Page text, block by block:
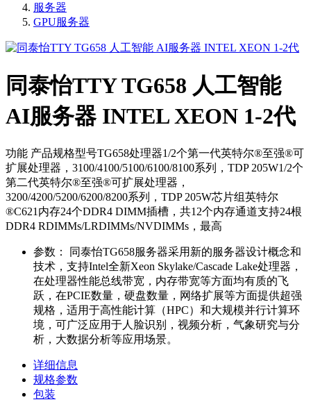
服务器
GPU服务器
同泰怡TTY TG658 人工智能
AI服务器 INTEL XEON 1-2代
功能 产品规格型号TG658处理器1/2个第一代英特尔®至强®可
扩展处理器，3100/4100/5100/6100/8100系列，TDP 205W1/2个
第二代英特尔®至强®可扩展处理器，
3200/4200/5200/6200/8200系列，TDP 205W芯片组英特尔
®C621内存24个DDR4 DIMM插槽，共12个内存通道支持24根
DDR4 RDIMMs/LRDIMMs/NVDIMMs，最高
参数：
同泰怡TG658服务器采用新的服务器设计概念和
技术，支持Intel全新Xeon Skylake/Cascade Lake处理器，
在处理器性能总线带宽，内存带宽等方面均有质的飞
跃，在PCIE数量，硬盘数量，网络扩展等方面提供超强
规格，适用于高性能计算（HPC）和大规模并行计算环
境，可广泛应用于人脸识别，视频分析，气象研究与分
析，大数据分析等应用场景。
详细信息
规格参数
包装